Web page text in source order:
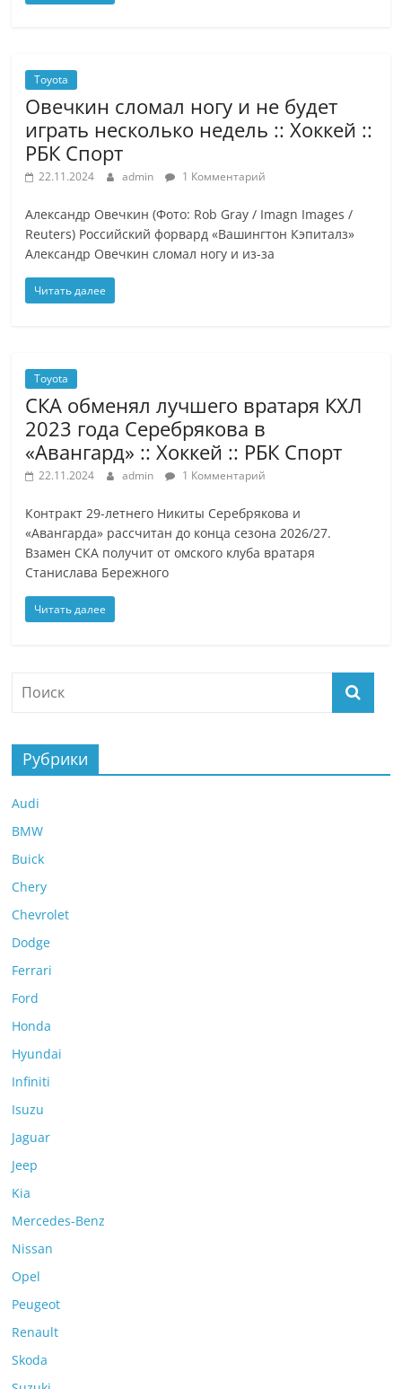
Toyota
Овечкин сломал ногу и не будет
играть несколько недель :: Хоккей ::
РБК Спорт
22.11.2024 admin 1 Комментарий
Александр Овечкин (Фото: Rob Gray / Imagn Images /
Reuters) Российский форвард «Вашингтон Кэпиталз»
Александр Овечкин сломал ногу и из-за
Читать далее
Toyota
СКА обменял лучшего вратаря КХЛ
2023 года Серебрякова в
«Авангард» :: Хоккей :: РБК Спорт
22.11.2024 admin 1 Комментарий
Контракт 29-летнего Никиты Серебрякова и
«Авангарда» рассчитан до конца сезона 2026/27.
Взамен СКА получит от омского клуба вратаря
Станислава Бережного
Читать далее
Рубрики
Audi
BMW
Buick
Chery
Chevrolet
Dodge
Ferrari
Ford
Honda
Hyundai
Infiniti
Isuzu
Jaguar
Jeep
Kia
Mercedes-Benz
Nissan
Opel
Peugeot
Renault
Skoda